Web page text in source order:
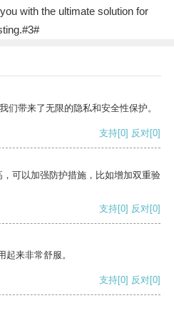
with the ultimate solution for
们带来了无限的隐私和安全性保护。
支持[0] 反对[0]
可以加强防护措施，比如增加双重验
支持[0] 反对[0]
来非常舒服。
支持[0] 反对[0]